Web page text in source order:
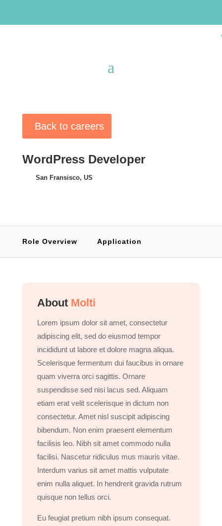
Back to careers
WordPress Developer
San Fransisco, US
Role Overview Application
About Molti
Lorem ipsum dolor sit amet, consectetur
adipiscing elit, sed do eiusmod tempor
incididunt ut labore et dolore magna aliqua.
Scelerisque fermentum dui faucibus in ornare
quam viverra orci sagittis. Ornare
suspendisse sed nisi lacus sed. Aliquam
etiam erat velit scelerisque in dictum non
consectetur. Amet nisl suscipit adipiscing
bibendum. Non enim praesent elementum
facilisis leo. Nibh sit amet commodo nulla
facilisi. Nascetur ridiculus mus mauris vitae.
Interdum varius sit amet mattis vulputate
enim nulla aliquet. In hendrerit gravida rutrum
quisque non tellus orci.
Eu feugiat pretium nibh ipsum consequat.